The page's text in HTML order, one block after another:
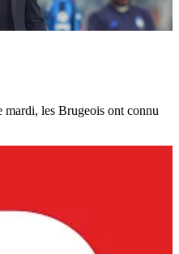
mardi, les Brugeois ont connu